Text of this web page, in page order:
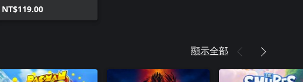
NT$119.00
顯示全部